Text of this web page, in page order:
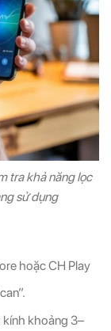
tra khả năng lọc
sử dụng
hoặc CH Play
khoảng 3–